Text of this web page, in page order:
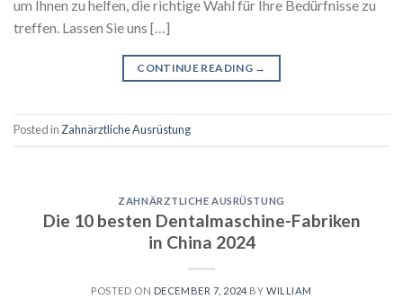
um Ihnen zu helfen, die richtige Wahl für Ihre Bedürfnisse zu
treffen. Lassen Sie uns […]
CONTINUE READING →
Posted in Zahnärztliche Ausrüstung
ZAHNÄRZTLICHE AUSRÜSTUNG
Die 10 besten Dentalmaschine-Fabriken
in China 2024
POSTED ON DECEMBER 7, 2024 BY WILLIAM